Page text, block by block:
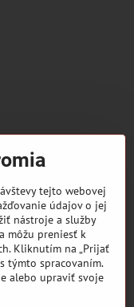
tejto webovej
údajov o jej
nástroje a služby
môžu preniesť k
Kliknutím na „Prijať
týmto spracovaním.
alebo upraviť svoje